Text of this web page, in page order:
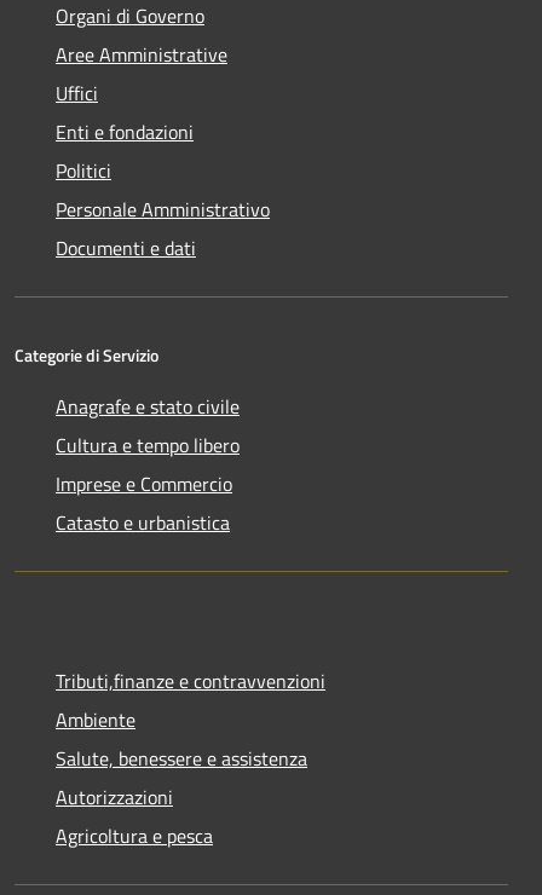
Organi di Governo
Aree Amministrative
Uffici
Enti e fondazioni
Politici
Personale Amministrativo
Documenti e dati
Categorie di Servizio
Anagrafe e stato civile
Cultura e tempo libero
Imprese e Commercio
Catasto e urbanistica
Tributi,finanze e contravvenzioni
Ambiente
Salute, benessere e assistenza
Autorizzazioni
Agricoltura e pesca